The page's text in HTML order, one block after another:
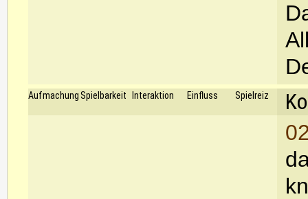
Aufmachung Spielbarkeit Interaktion Einfluss Spielreiz